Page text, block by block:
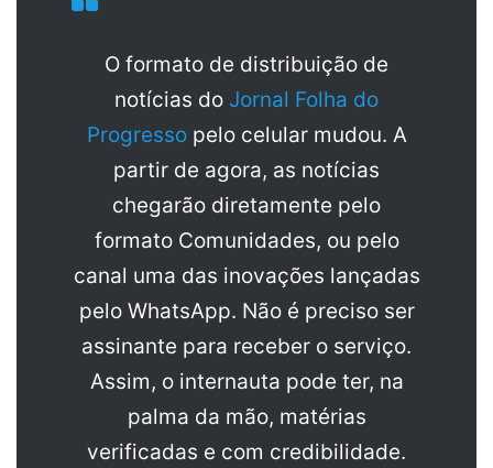
O formato de distribuição de
notícias do Jornal Folha do
Progresso pelo celular mudou. A
partir de agora, as notícias
chegarão diretamente pelo
formato Comunidades, ou pelo
canal uma das inovações lançadas
pelo WhatsApp. Não é preciso ser
assinante para receber o serviço.
Assim, o internauta pode ter, na
palma da mão, matérias
verificadas e com credibilidade.